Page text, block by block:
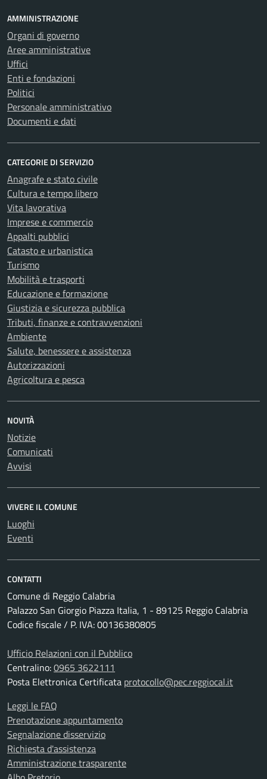
AMMINISTRAZIONE
Organi di governo
Aree amministrative
Uffici
Enti e fondazioni
Politici
Personale amministrativo
Documenti e dati
CATEGORIE DI SERVIZIO
Anagrafe e stato civile
Cultura e tempo libero
Vita lavorativa
Imprese e commercio
Appalti pubblici
Catasto e urbanistica
Turismo
Mobilità e trasporti
Educazione e formazione
Giustizia e sicurezza pubblica
Tributi, finanze e contravvenzioni
Ambiente
Salute, benessere e assistenza
Autorizzazioni
Agricoltura e pesca
NOVITÀ
Notizie
Comunicati
Avvisi
VIVERE IL COMUNE
Luoghi
Eventi
CONTATTI
Comune di Reggio Calabria
Palazzo San Giorgio Piazza Italia, 1 - 89125 Reggio Calabria
Codice fiscale / P. IVA: 00136380805
Ufficio Relazioni con il Pubblico
Centralino:0965 3622111
Posta Elettronica Certificata protocollo@pec.reggiocal.it
Leggi le FAQ
Prenotazione appuntamento
Segnalazione disservizio
Richiesta d'assistenza
Amministrazione trasparente